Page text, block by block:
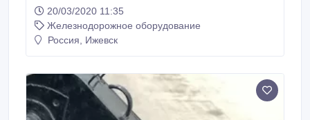
электровоза ПЭ2М Ось 8ТЛ.205.070 Ось
8ТП.205.115 Ось электровоза ВЛ колесной пары ЭК
Факт, ООО, Ижевск, RU Иван, менеджер Тел: +7
20/03/2020 11:35
Железнодорожное оборудование
Россия, Ижевск